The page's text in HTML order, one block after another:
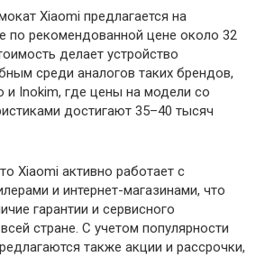
Xiaomi предлагается на
по рекомендованной цене около 32
делает устройство
среди аналогов таких брендов,
и Inokim, где цены на модели со
достигают 35–40 тысяч
Xiaomi активно работает с
и интернет-магазинами, что
гарантии и сервисного
стране. С учетом популярности
также акции и рассрочки,